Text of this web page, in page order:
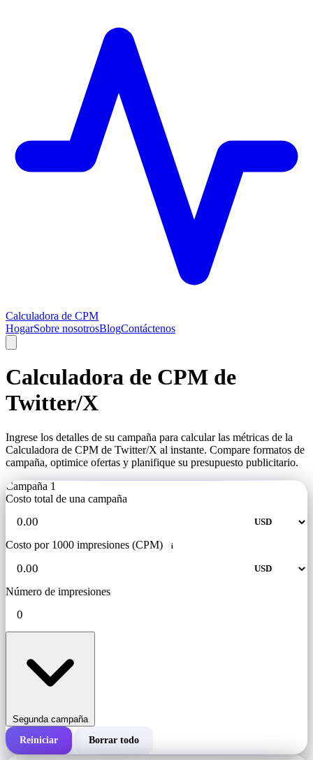
Calculadora de CPM
HogarSobre nosotrosBlogContáctenos
Calculadora de CPM de
Twitter/X
Ingrese los detalles de su campaña para calcular las métricas de la
Calculadora de CPM de Twitter/X al instante. Compare formatos de
campaña, optimice ofertas y planifique su presupuesto publicitario.
Campaña 1
Costo total de una campaña
Costo por 1000 impresiones (CPM) i
Número de impresiones
Segunda campaña
Costo total de una campaña
Reiniciar Borrar todo